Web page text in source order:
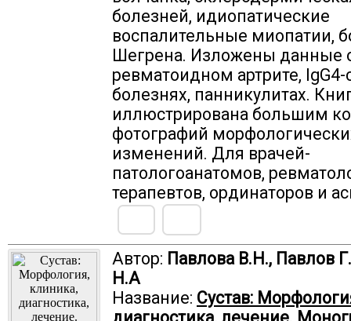
болезней, идиопатические
воспалительные миопатии,
Шегрена. Изложены данные
ревматоидном артрите,
болезнях, панникулитах.
иллюстрирована большим
фотографий
изменений. Для врачей-
патологоанатомов,
терапевтов, ординаторов и
Автор: Павлова В.Н., Павлов
Н.А
Название: Сустав: